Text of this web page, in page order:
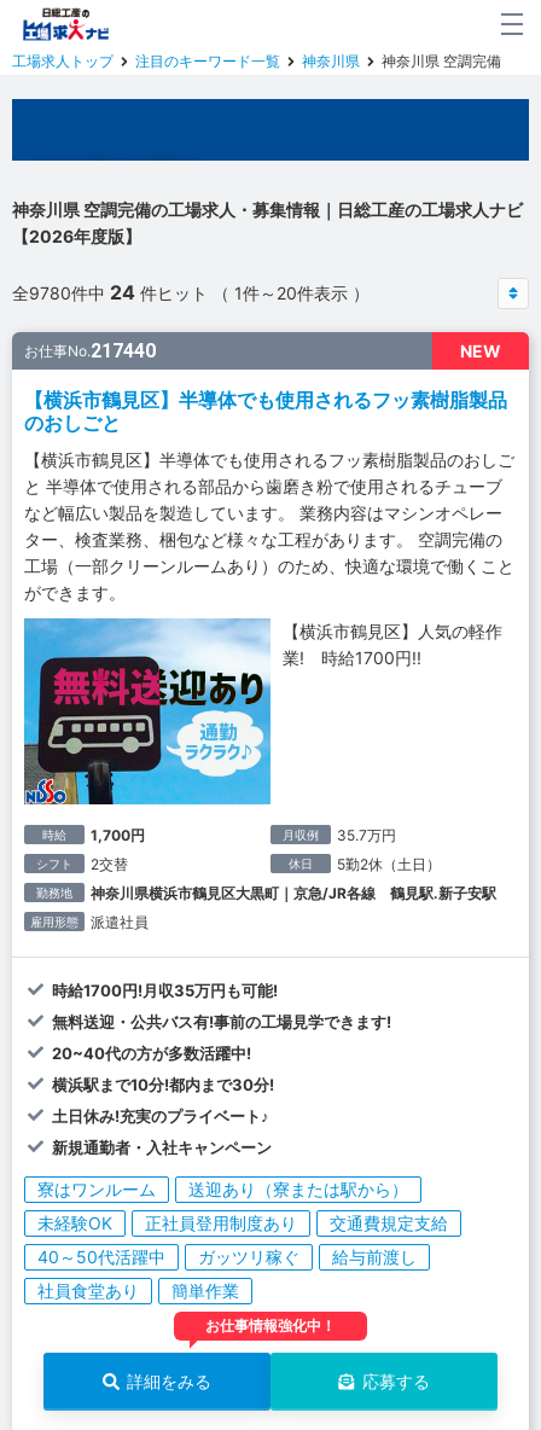
工場求人トップ 注目のキーワード一覧 神奈川県 神奈川県 空調完備
神奈川県 空調完備の工場求人・募集情報｜日総工産の工場求人ナビ
【2026年度版】
全9780件中 24 件ヒット （ 1件～20件表示 ）
NEW
お仕事No.217440
【横浜市鶴見区】半導体でも使用されるフッ素樹脂製品
のおしごと
【横浜市鶴見区】半導体でも使用されるフッ素樹脂製品のおしご
と 半導体で使用される部品から歯磨き粉で使用されるチューブ
など幅広い製品を製造しています。 業務内容はマシンオペレー
ター、検査業務、梱包など様々な工程があります。 空調完備の
工場（一部クリーンルームあり）のため、快適な環境で働くこと
ができます。
【横浜市鶴見区】人気の軽作
業! 時給1700円!!
時給 1,700円 月収例 35.7万円
シフト 2交替 休日 5勤2休（土日）
勤務地 神奈川県横浜市鶴見区大黒町｜京急/JR各線 鶴見駅.新子安駅
雇用形態 派遣社員
時給1700円!月収35万円も可能!
無料送迎・公共バス有!事前の工場見学できます!
20~40代の方が多数活躍中!
横浜駅まで10分!都内まで30分!
土日休み!充実のプライベート♪
新規通勤者・入社キャンペーン
寮はワンルーム
送迎あり（寮または駅から）
未経験OK
正社員登用制度あり
交通費規定支給
40～50代活躍中
ガッツリ稼ぐ
給与前渡し
社員食堂あり
簡単作業
お仕事情報強化中！
詳細をみる 応募する